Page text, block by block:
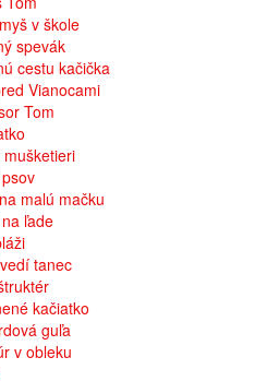
v škole
spevák
cestu kačička
Vianocami
Tom
malú mačku
ľade
tanec
kačiatko
guľa
v obleku